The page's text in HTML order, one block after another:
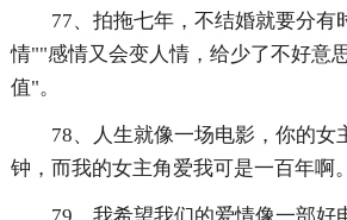
77、拍拖七年，不结婚就要分有
情""感情又会变人情，给少了不好意
值"。
78、人生就像一场电影，你的女
钟，而我的女主角爱我可是一百年啊。